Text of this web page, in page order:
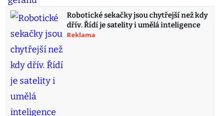
Robotické sekačky jsou chytřejší než kdy
dřív. Řídí je satelity i umělá inteligence
Reklama